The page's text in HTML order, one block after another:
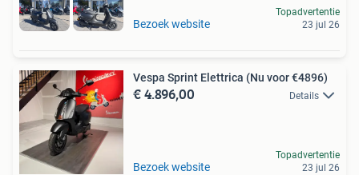
Bezoek website
Topadvertentie
23 jul 26
Vespa Sprint Elettrica (Nu voor €4896)
€ 4.896,00 Details
Bezoek website
Topadvertentie
23 jul 26